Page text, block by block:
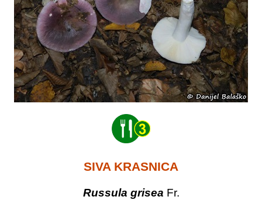
SIVA KRASNICA
Russula grisea Fr.